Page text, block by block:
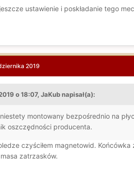
ustawienie i poskładanie tego
2019
o 18:07, JaKub napisał(a):
montowany bezpośrednio na
oszczędności producenta.
czyściłem magnetowid.
zatrzasków.